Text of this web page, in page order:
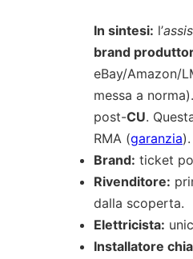
In sintesi: l’
brand
eBay/Amazon/
messa a
post-CU.
RMA (garanzia).
Brand: ticket
Rivenditore:
dalla scoperta.
Elettricista:
Installatore